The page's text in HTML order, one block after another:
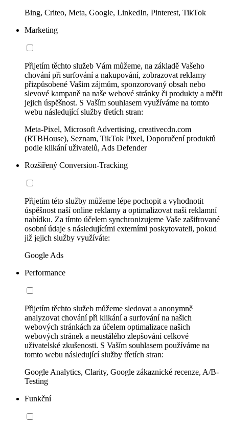
Bing, Criteo, Meta, Google, LinkedIn, Pinterest, TikTok
Marketing
Přijetím těchto služeb Vám můžeme, na základě Vašeho
chování při surfování a nakupování, zobrazovat reklamy
přizpůsobené Vašim zájmům, sponzorovaný obsah nebo
slevové kampaně na naše webové stránky či produkty a měřit
jejich úspěšnost. S Vaším souhlasem využíváme na tomto
webu následující služby třetích stran:
Meta-Pixel, Microsoft Advertising, creativecdn.com
(RTBHouse), Seznam, TikTok Pixel, Doporučení produktů
podle klikání uživatelů, Ads Defender
Rozšířený Conversion-Tracking
Přijetím této služby můžeme lépe pochopit a vyhodnotit
úspěšnost naší online reklamy a optimalizovat naši reklamní
nabídku. Za tímto účelem synchronizujeme Vaše zašifrované
osobní údaje s následujícími externími poskytovateli, pokud
již jejich služby využíváte:
Google Ads
Performance
Přijetím těchto služeb můžeme sledovat a anonymně
analyzovat chování při klikání a surfování na našich
webových stránkách za účelem optimalizace našich
webových stránek a neustálého zlepšování celkové
uživatelské zkušenosti. S Vaším souhlasem používáme na
tomto webu následující služby třetích stran:
Google Analytics, Clarity, Google zákaznické recenze, A/B-
Testing
Funkční